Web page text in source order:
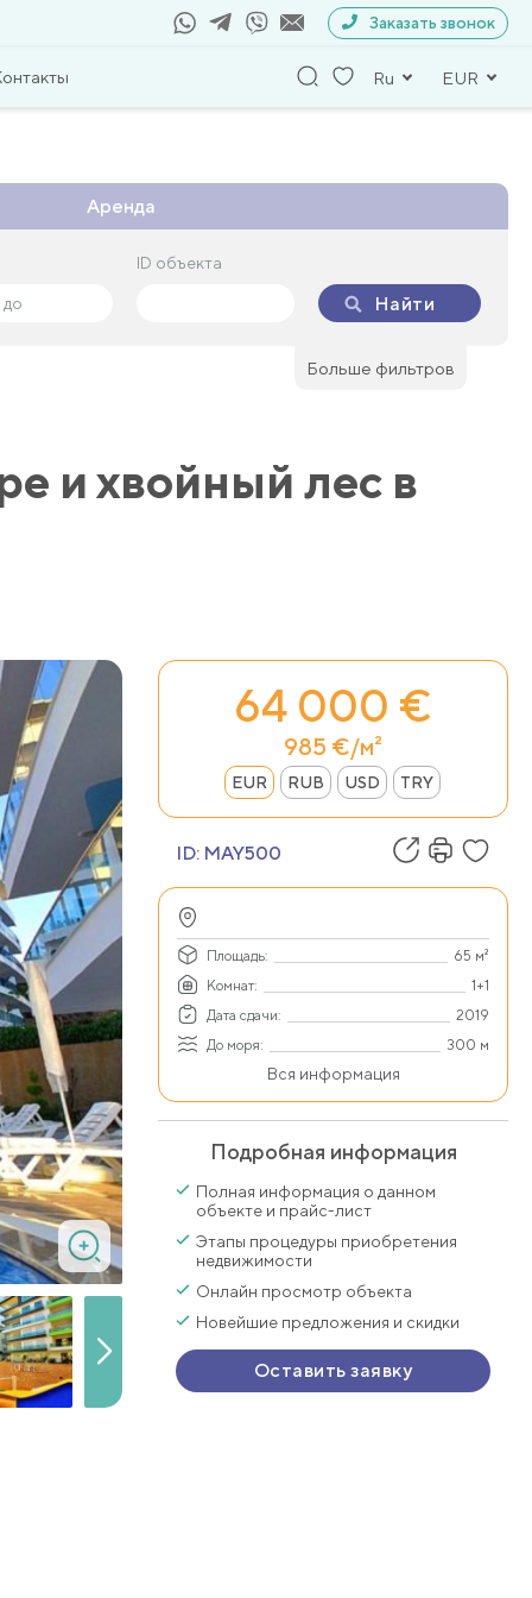
Заказать звонок
Ru EUR
Аренда
ID объекта
Найти
Больше фильтров
ID объекта
Найти
и хвойный лес в
64 000 €
985 €/м²
EUR RUB USD TRY
ID: MAY500
Площадь:
65 м²
Комнат:
1+1
Дата сдачи:
2019
До моря:
300 м
Вся информация
Подробная информация
Полная информация о данном
объекте и прайс-лист
Этапы процедуры приобретения
недвижимости
Онлайн просмотр объекта
Новейшие предложения и скидки
Оставить заявку